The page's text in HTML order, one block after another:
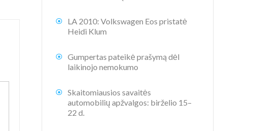
LA 2010: Volkswagen Eos pristatė
Heidi Klum
Gumpertas pateikė prašymą dėl
laikinojo nemokumo
Skaitomiausios savaitės
automobilių apžvalgos: birželio 15–
22 d.